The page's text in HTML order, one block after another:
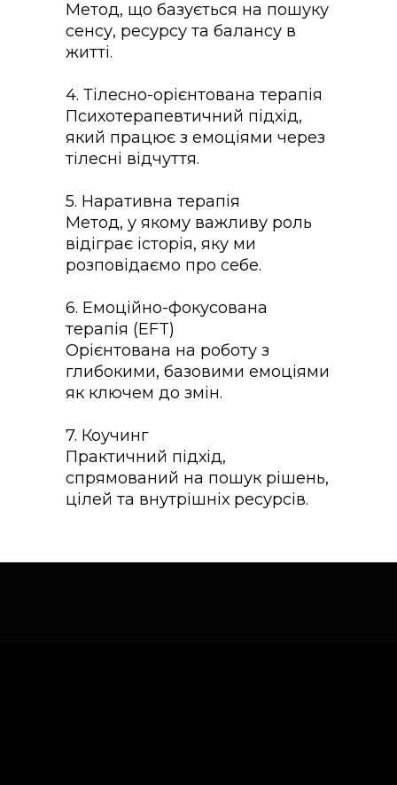
Метод, що базується на пошуку
сенсу, ресурсу та балансу в
житті.
4. Тілесно-орієнтована терапія
Психотерапевтичний підхід,
який працює з емоціями через
тілесні відчуття.
5. Наративна терапія
Метод, у якому важливу роль
відіграє історія, яку ми
розповідаємо про себе.
6. Емоційно-фокусована
терапія (EFT)
Орієнтована на роботу з
глибокими, базовими емоціями
як ключем до змін.
7. Коучинг
Практичний підхід,
спрямований на пошук рішень,
цілей та внутрішніх ресурсів.